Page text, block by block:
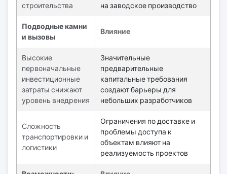
строительства
на заводское производство
Подводные камни
и вызовы
Влияние
Высокие
первоначальные
инвестиционные
затраты снижают
уровень внедрения
Значительные
предварительные
капитальные требования
создают барьеры для
небольших разработчиков
Сложность
транспортировки и
логистики
Ограничения по доставке и
проблемы доступа к
объектам влияют на
реализуемость проектов